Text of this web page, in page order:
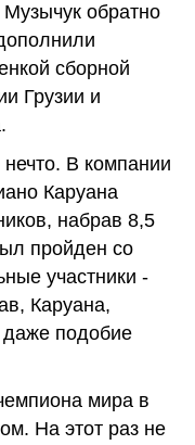
обратно
сборной
Грузии и
В компании
Каруана
набрав 8,5
пройден со
участники -
Каруана,
даже подобие
мира в
На этот раз не